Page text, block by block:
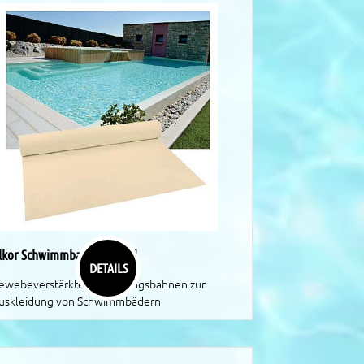
Schwimmbadfolie Sand
Abdichtungsbahnen zur
von Schwimmbädern
Alkor-Plan ist die ideale Auskleidung
DETAILS